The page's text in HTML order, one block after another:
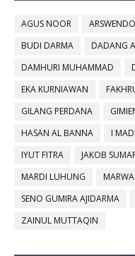
AGUS NOOR
BUDI DARMA
DADANG
DAMHURI MUHAMMAD
EKA KURNIAWAN
GILANG PERDANA
HASAN AL BANNA
I
IYUT FITRA
JAKOB
MARDI LUHUNG
SENO GUMIRA AJIDARMA
ZAINUL MUTTAQIN